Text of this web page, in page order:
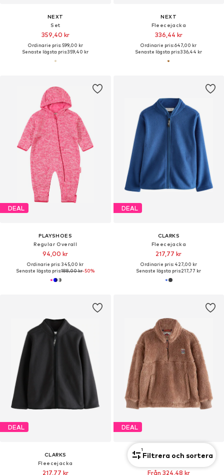
NEXT
Set
359,40 kr
Ordinarie pris: 599,00 kr
Senaste lägsta pris:359,40 kr
NEXT
Fleecejacka
336,44 kr
Ordinarie pris: 647,00 kr
Senaste lägsta pris:336,44 kr
DEAL
PLAYSHOES
Regular Overall
94,00 kr
Ordinarie pris: 345,00 kr
Senaste lägsta pris:188,00 kr-50%
DEAL
CLARKS
Fleecejacka
217,77 kr
Ordinarie pris: 427,00 kr
Senaste lägsta pris:217,77 kr
DEAL
CLARKS
Fleecejacka
217,77 kr
DEAL
SUPERDRY & CO
Från 324,48 kr
1
Filtrera och sortera